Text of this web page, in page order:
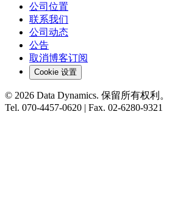
公司位置
联系我们
公司动态
公告
取消博客订阅
Cookie 设置
© 2026 Data Dynamics. 保留所有权利。
Tel. 070-4457-0620 | Fax. 02-6280-9321